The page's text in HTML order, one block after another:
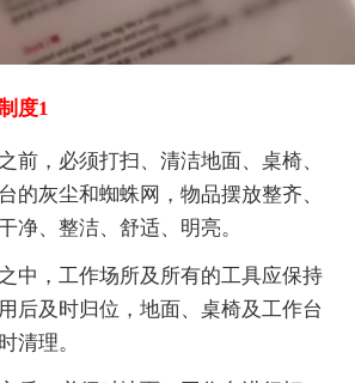
度1
，必须打扫、清洁地面、桌椅、
的灰尘和蜘蛛网，物品摆放整齐、
净、整洁、舒适、明亮。
，工作场所及所有的工具应保持
后及时归位，地面、桌椅及工作台
清理。